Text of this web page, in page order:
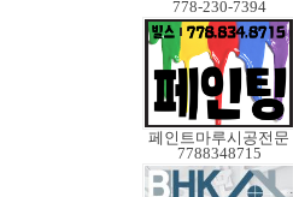
778-230-7394
페인트마루시공전문
7788348715